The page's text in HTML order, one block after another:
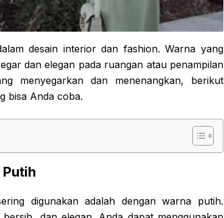
desain interior dan fashion. Warna yang
dan elegan pada ruangan atau penampilan
menyegarkan dan menenangkan, berikut
bisa Anda coba.
digunakan adalah dengan warna putih.